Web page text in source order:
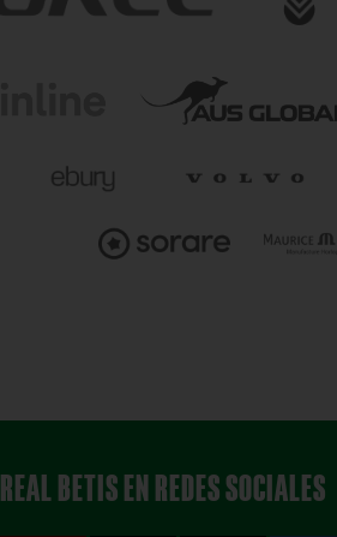
REAL BETIS EN REDES SOCIALES